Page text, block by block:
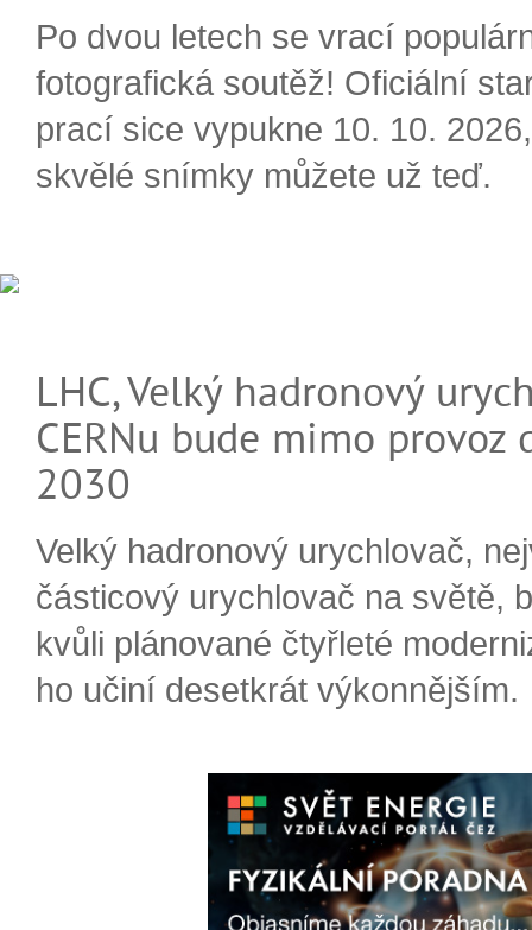
Po dvou letech se vrací
fotografická soutěž! Oficiální
prací sice vypukne 10. 10.
skvělé snímky můžete už teď.
LHC, Velký hadronový
CERNu bude mimo provoz
2030
Velký hadronový urychlovač,
částicový urychlovač na světě,
kvůli plánované čtyřleté
ho učiní desetkrát výkonnějším.